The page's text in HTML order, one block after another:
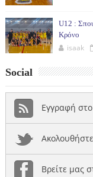
U12 :
Κρόνο
isaak
Social
Εγγραφή στο
Βρείτε μας